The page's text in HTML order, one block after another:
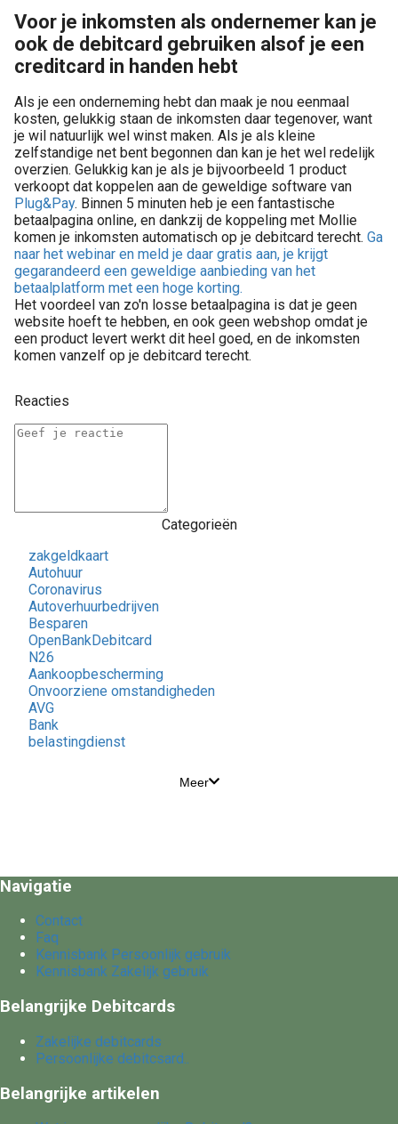
Voor je inkomsten als ondernemer kan je
ook de debitcard gebruiken alsof je een
creditcard in handen hebt
Als je een onderneming hebt dan maak je nou eenmaal
kosten, gelukkig staan de inkomsten daar tegenover, want
je wil natuurlijk wel winst maken. Als je als kleine
zelfstandige net bent begonnen dan kan je het wel redelijk
overzien. Gelukkig kan je als je bijvoorbeeld 1 product
verkoopt dat koppelen aan de geweldige software van
Plug&Pay. Binnen 5 minuten heb je een fantastische
betaalpagina online, en dankzij de koppeling met Mollie
komen je inkomsten automatisch op je debitcard terecht. Ga
naar het webinar en meld je daar gratis aan, je krijgt
gegarandeerd een geweldige aanbieding van het
betaalplatform met een hoge korting.
Het voordeel van zo'n losse betaalpagina is dat je geen
website hoeft te hebben, en ook geen webshop omdat je
een product levert werkt dit heel goed, en de inkomsten
komen vanzelf op je debitcard terecht.
Reacties
Categorieën
zakgeldkaart
Autohuur
Coronavirus
Autoverhuurbedrijven
Besparen
OpenBankDebitcard
N26
Aankoopbescherming
Onvoorziene omstandigheden
AVG
Bank
belastingdienst
Meer
Navigatie
Contact
Faq
Kennisbank Persoonlijk gebruik
Kennisbank Zakelijk gebruik
Belangrijke Debitcards
Zakelijke debitcards
Persoonlijke debitcsard..
Belangrijke artikelen